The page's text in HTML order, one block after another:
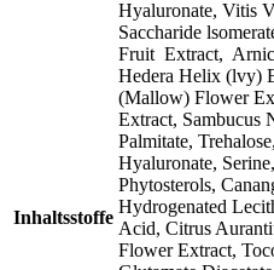
Inhaltsstoffe
Hyaluronate, Vitis
Saccharide
Fruit Extract,
Hedera Helix (lvy)
(Mallow) Flower
Extract, Sambucus
Palmitate,
Hyaluronate,
Phytosterols,
Hydrogenated
Acid, Citrus
Flower Extract,